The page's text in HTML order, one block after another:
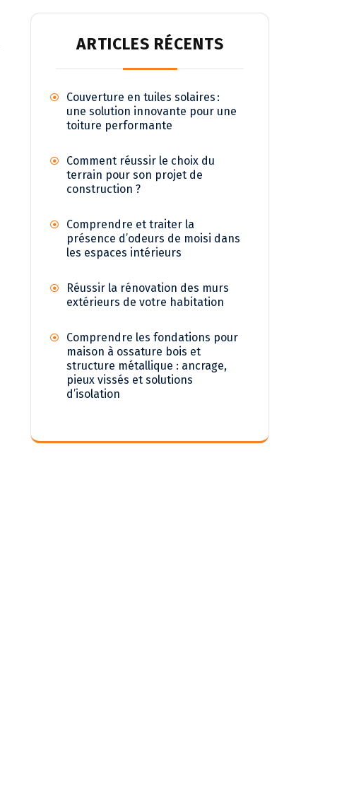
ARTICLES RÉCENTS
Couverture en tuiles solaires :
une solution innovante pour une
toiture performante
Comment réussir le choix du
terrain pour son projet de
construction ?
Comprendre et traiter la
présence d’odeurs de moisi dans
les espaces intérieurs
Réussir la rénovation des murs
extérieurs de votre habitation
Comprendre les fondations pour
maison à ossature bois et
structure métallique : ancrage,
pieux vissés et solutions
d’isolation